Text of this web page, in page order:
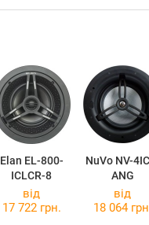
Elan EL-800-
ICLCR-8
NuVo NV-
ANG
від
17 722 грн.
від
18 064